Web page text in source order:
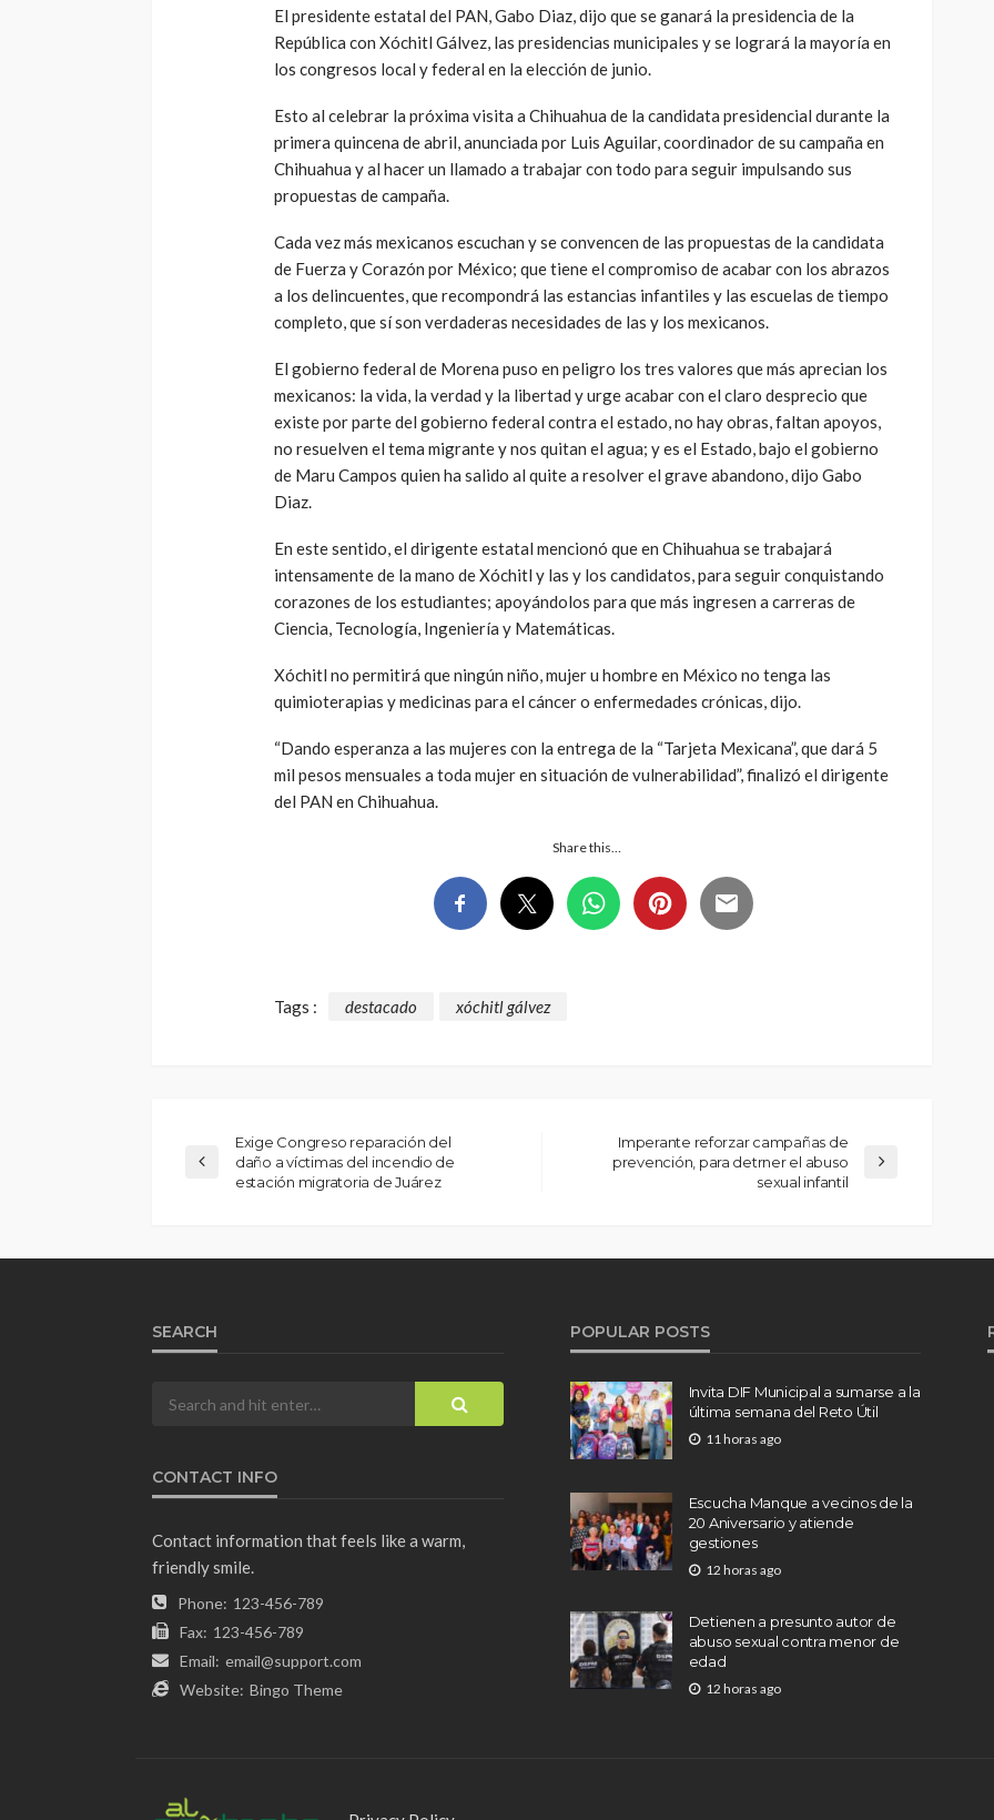
El presidente estatal del PAN, Gabo Diaz, dijo que se ganará la presidencia de la
República con Xóchitl Gálvez, las presidencias municipales y se logrará la mayoría en
los congresos local y federal en la elección de junio.
Esto al celebrar la próxima visita a Chihuahua de la candidata presidencial durante la
primera quincena de abril, anunciada por Luis Aguilar, coordinador de su campaña en
Chihuahua y al hacer un llamado a trabajar con todo para seguir impulsando sus
propuestas de campaña.
Cada vez más mexicanos escuchan y se convencen de las propuestas de la candidata
de Fuerza y Corazón por México; que tiene el compromiso de acabar con los abrazos
a los delincuentes, que recompondrá las estancias infantiles y las escuelas de tiempo
completo, que sí son verdaderas necesidades de las y los mexicanos.
El gobierno federal de Morena puso en peligro los tres valores que más aprecian los
mexicanos: la vida, la verdad y la libertad y urge acabar con el claro desprecio que
existe por parte del gobierno federal contra el estado, no hay obras, faltan apoyos,
no resuelven el tema migrante y nos quitan el agua; y es el Estado, bajo el gobierno
de Maru Campos quien ha salido al quite a resolver el grave abandono, dijo Gabo
Diaz.
En este sentido, el dirigente estatal mencionó que en Chihuahua se trabajará
intensamente de la mano de Xóchitl y las y los candidatos, para seguir conquistando
corazones de los estudiantes; apoyándolos para que más ingresen a carreras de
Ciencia, Tecnología, Ingeniería y Matemáticas.
Xóchitl no permitirá que ningún niño, mujer u hombre en México no tenga las
quimioterapias y medicinas para el cáncer o enfermedades crónicas, dijo.
“Dando esperanza a las mujeres con la entrega de la “Tarjeta Mexicana”, que dará 5
mil pesos mensuales a toda mujer en situación de vulnerabilidad”, finalizó el dirigente
del PAN en Chihuahua.
Share this…
Tags : destacado xóchitl gálvez
Exige Congreso reparación del
daño a víctimas del incendio de
estación migratoria de Juárez
Imperante reforzar campañas de
prevención, para detrner el abuso
sexual infantil
SEARCH
CONTACT INFO
Contact information that feels like a warm,
friendly smile.
Phone: 123-456-789
Fax: 123-456-789
Email: email@support.com
Website: Bingo Theme
POPULAR POSTS
Invita DIF Municipal a sumarse a la
última semana del Reto Útil
11 horas ago
Escucha Manque a vecinos de la
20 Aniversario y atiende
gestiones
12 horas ago
Detienen a presunto autor de
abuso sexual contra menor de
edad
12 horas ago